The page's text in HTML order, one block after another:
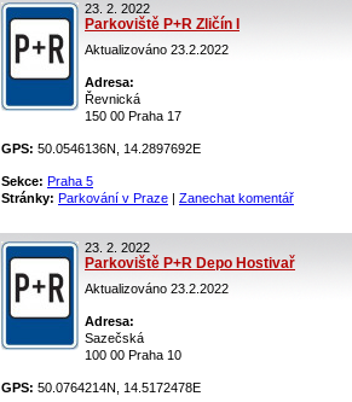
23. 2. 2022
Parkoviště P+R Zličín I
Aktualizováno 23.2.2022
Adresa:
Řevnická
150 00 Praha 17
GPS: 50.0546136N, 14.2897692E
Sekce: Praha 5
Stránky: Parkování v Praze | Zanechat komentář
23. 2. 2022
Parkoviště P+R Depo Hostivař
Aktualizováno 23.2.2022
Adresa:
Sazečská
100 00 Praha 10
GPS: 50.0764214N, 14.5172478E